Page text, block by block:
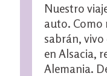
Nuestro
auto. Como
sabrán,
en Alsacia,
Alemania.